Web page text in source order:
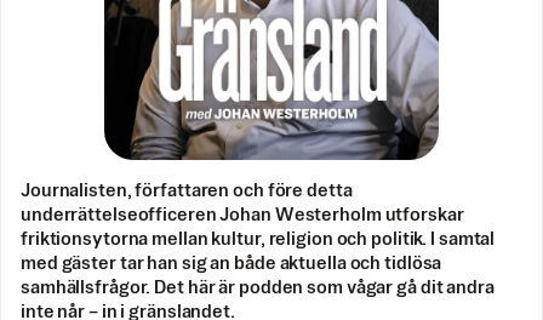
Journalisten, författaren och före detta
underrättelseofficeren Johan Westerholm utforskar
friktionsytorna mellan kultur, religion och politik. I samtal
med gäster tar han sig an både aktuella och tidlösa
samhällsfrågor. Det här är podden som vågar gå dit andra
inte når – in i gränslandet.